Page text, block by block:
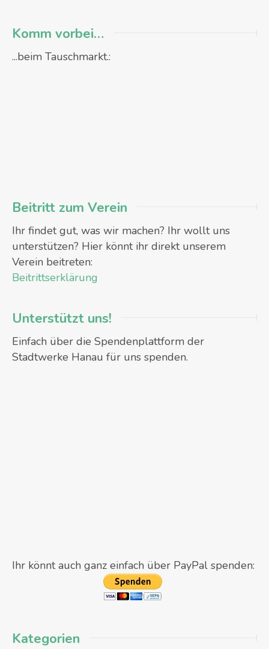
Komm vorbei…
...beim Tauschmarkt.:
Beitritt zum Verein
Ihr findet gut, was wir machen? Ihr wollt uns
unterstützen? Hier könnt ihr direkt unserem
Verein beitreten:
Beitrittserklärung
Unterstützt uns!
Einfach über die Spendenplattform der
Stadtwerke Hanau für uns spenden.
Ihr könnt auch ganz einfach über PayPal spenden:
Kategorien